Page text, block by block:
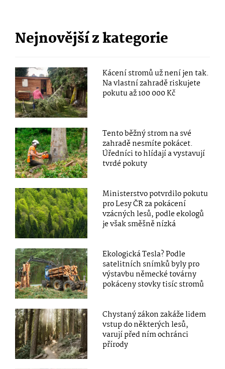
Nejnovější z kategorie
Kácení stromů už není jen tak.
Na vlastní zahradě riskujete
pokutu až 100 000 Kč
Tento běžný strom na své
zahradě nesmíte pokácet.
Úředníci to hlídají a vystavují
tvrdé pokuty
Ministerstvo potvrdilo pokutu
pro Lesy ČR za pokácení
vzácných lesů, podle ekologů
je však směšně nízká
Ekologická Tesla? Podle
satelitních snímků byly pro
výstavbu německé továrny
pokáceny stovky tisíc stromů
Chystaný zákon zakáže lidem
vstup do některých lesů,
varují před ním ochránci
přírody